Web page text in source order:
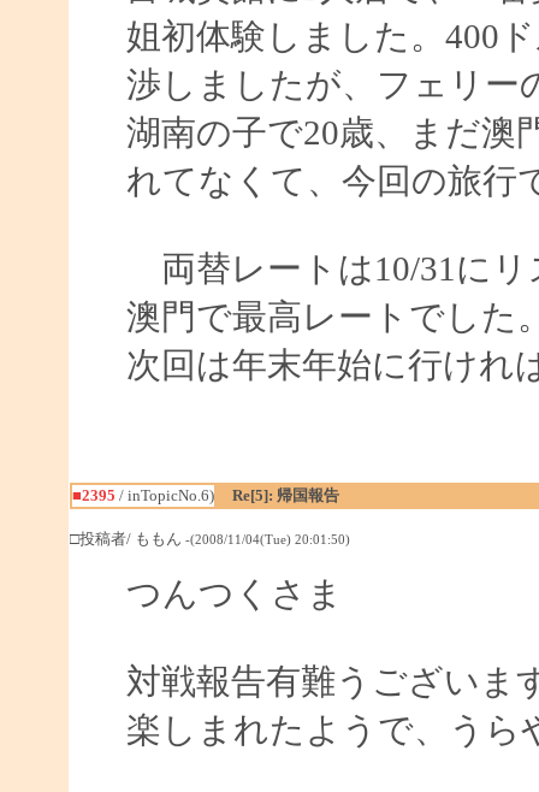
姐初体験しました。400
渉しましたが、フェリー
湖南の子で20歳、まだ澳
れてなくて、今回の旅行
両替レートは10/31にリ
澳門で最高レートでした
次回は年末年始に行けれ
■2395 / inTopicNo.6) Re[5]: 帰国報告
□投稿者/ ももん -(2008/11/04(Tue) 20:01:50)
つんつくさま
対戦報告有難うございま
楽しまれたようで、うら